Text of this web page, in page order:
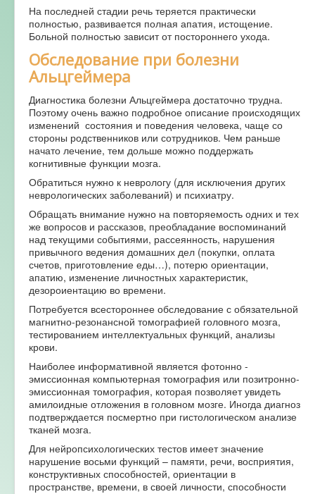
На последней стадии речь теряется практически
полностью, развивается полная апатия, истощение.
Больной полностью зависит от постороннего ухода.
Обследование при болезни
Альцгеймера
Диагностика болезни Альцгеймера достаточно трудна.
Поэтому очень важно подробное описание происходящих
изменений состояния и поведения человека, чаще со
стороны родственников или сотрудников. Чем раньше
начато лечение, тем дольше можно поддержать
когнитивные функции мозга.
Обратиться нужно к неврологу (для исключения других
неврологических заболеваний) и психиатру.
Обращать внимание нужно на повторяемость одних и тех
же вопросов и рассказов, преобладание воспоминаний
над текущими событиями, рассеянность, нарушения
привычного ведения домашних дел (покупки, оплата
счетов, приготовление еды…), потерю ориентации,
апатию, изменение личностных характеристик,
дезороиентацию во времени.
Потребуется всестороннее обследование с обязательной
магнитно-резонансной томографией головного мозга,
тестированием интеллектуальных функций, анализы
крови.
Наиболее информативной является фотонно -
эмиссионная компьютерная томография или позитронно-
эмиссионная томография, которая позволяет увидеть
амилоидные отложения в головном мозге. Иногда диагноз
подтверждается посмертно при гистологическом анализе
тканей мозга.
Для нейропсихологических тестов имеет значение
нарушение восьми функций – памяти, речи, восприятия,
конструктивных способностей, ориентации в
пространстве, времени, в своей личности, способности